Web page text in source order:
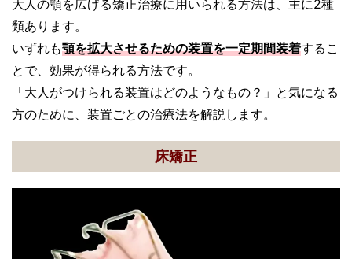
大人の顎を広げる矯正治療に用いられる方法は、主に2種
類あります。
いずれも顎を拡大させるための装置を一定期間装着するこ
とで、効果が得られる方法です。
「大人がつけられる装置はどのようなもの？」と気になる
方のために、装置ごとの治療法を解説します。
床矯正